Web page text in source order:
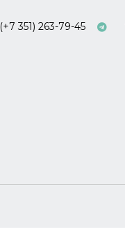
(+7 351) 263-79-45